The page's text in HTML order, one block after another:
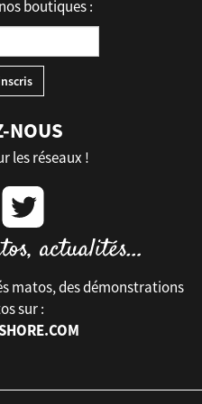
boutiques :
NOUS
les réseaux !
matos, des démonstrations
sur :